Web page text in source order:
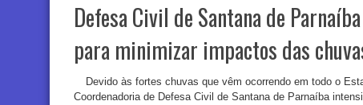
Defesa Civil de Santana de
para minimizar impactos das
Devido às fortes chuvas que vêm ocorrendo em todo o
Coordenadoria de Defesa Civil de Santana de Parnaíba